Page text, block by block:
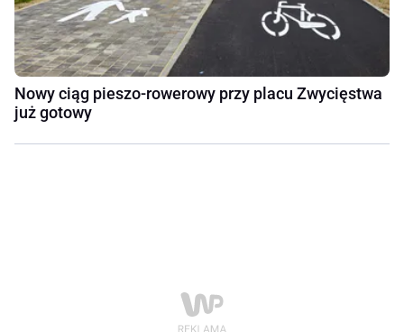
Nowy ciąg pieszo-rowerowy przy placu Zwycięstwa
już gotowy